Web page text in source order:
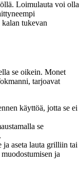
Loimulauta voi olla
tukevan
se oikein. Monet
tarjoavat
käyttöä, jotta se ei
se
aseta lauta grilliin tai
ja